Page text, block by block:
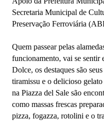
Secretaria Municipal de
Preservação Ferroviária
Quem passear pelas
funcionamento, vai se sentir
Dolce, os destaques são
tiramissu e o delicioso
na Piazza del Sale são
como massas frescas
pizza, fogazza, rotolini e o